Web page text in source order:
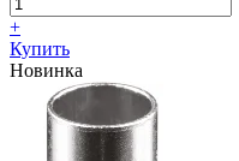
+
Купить
Новинка